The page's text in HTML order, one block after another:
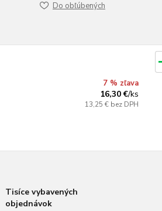
Do obľúbených
7 % zľava
16,30 €/ks
13,25 € bez DPH
Tisíce vybavených
objednávok